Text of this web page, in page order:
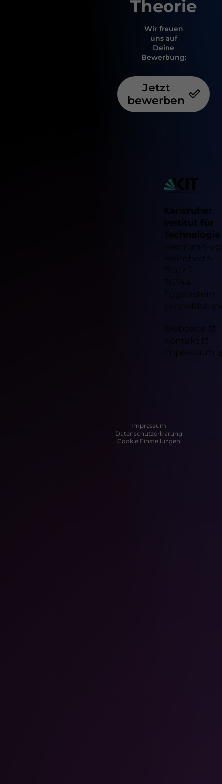
Theorie
Wir freuen
uns auf
Deine
Bewerbung:
Jetzt
bewerben
Karlsruher
Institut für
Technologie
Hermann-
Helmholtz-
Platz 1
76344
Eggenstein-
Webseite
Kontakt
Impressum
Impressum
Datenschutzerklärung
Cookie Einstellungen